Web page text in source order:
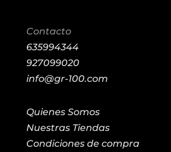
Contacto
635994344
927099020
info@gr-100.com
Quienes Somos
Nuestras Tiendas
Condiciones de compra